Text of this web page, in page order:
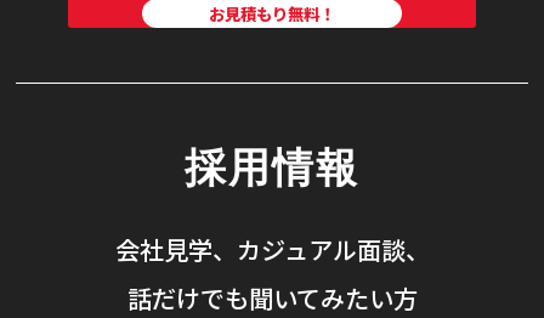
お見積もり無料！
採用情報
会社見学、カジュアル面談、
話だけでも聞いてみたい方